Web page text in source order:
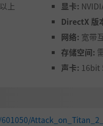
的原创角色一起战斗的乐趣
上
显卡:
DirectX 版
网络: 宽带
存储空间:
声卡: 16bit